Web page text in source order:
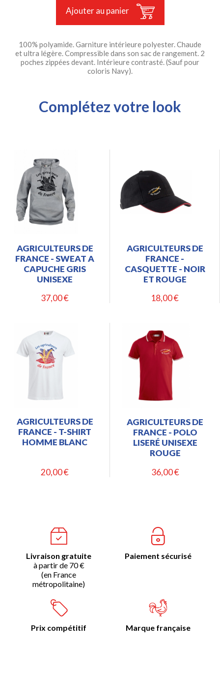
Ajouter au panier
100% polyamide. Garniture intérieure polyester. Chaude
et ultra légère. Compressible dans son sac de rangement. 2
poches zippées devant. Intérieure contrasté. (Sauf pour
coloris Navy).
Complétez votre look
AGRICULTEURS DE
FRANCE - SWEAT A
CAPUCHE GRIS
UNISEXE
37,00 €
AGRICULTEURS DE
FRANCE -
CASQUETTE - NOIR
ET ROUGE
18,00 €
AGRICULTEURS DE
FRANCE - T-SHIRT
HOMME BLANC
20,00 €
AGRICULTEURS DE
FRANCE - POLO
LISERÉ UNISEXE
ROUGE
36,00 €
Livraison gratuite
à partir de 70 €
(en France
métropolitaine)
Paiement sécurisé
Prix compétitif Marque française